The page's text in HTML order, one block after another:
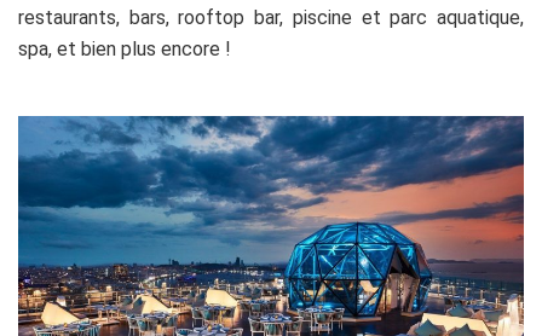
restaurants, bars, rooftop bar, piscine et parc aquatique,
spa, et bien plus encore !